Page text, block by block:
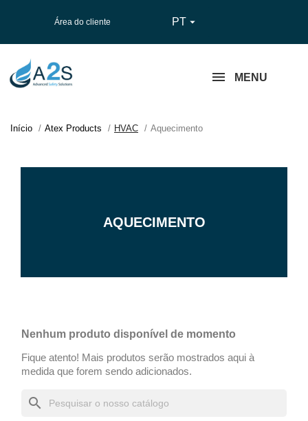
Área do cliente PT 
MENU
Início Atex Products HVAC Aquecimento
AQUECIMENTO
Nenhum produto disponível de momento
Fique atento! Mais produtos serão mostrados aqui à
medida que forem sendo adicionados.
search